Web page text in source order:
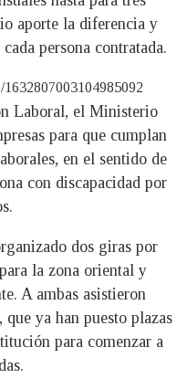
aporte la diferencia y
persona contratada.
Laboral, el Ministerio
para que cumplan
en el sentido de
con discapacidad por
dos giras por
la zona oriental y
A ambas asistieron
ya han puesto plazas
para comenzar a